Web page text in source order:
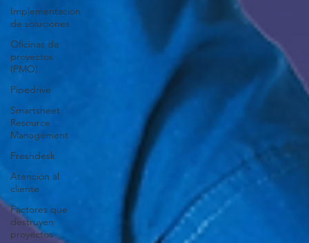
Implementación
de soluciones
Oficinas de
proyectos
(PMO)
Pipedrive
Smartsheet
Resource
Management
Freshdesk
Atención al
cliente
Factores que
destruyen
proyectos